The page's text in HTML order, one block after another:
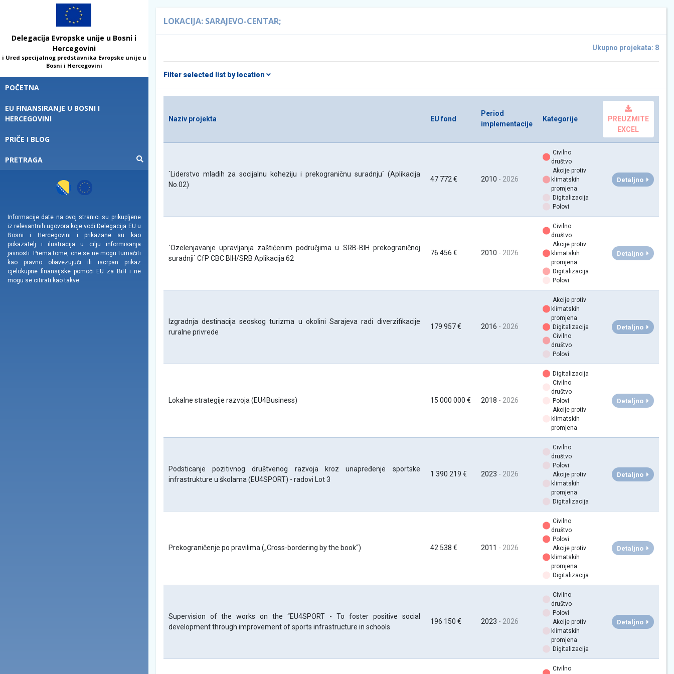
Delegacija Evropske unije u Bosni i
Hercegovini
i Ured specijalnog predstavnika Evropske unije u
Bosni i Hercegovini
POČETNA
EU FINANSIRANJE U BOSNI I
HERCEGOVINI
PRIČE I BLOG
PRETRAGA
Informacije date na ovoj stranici su prikupljene
iz relevantnih ugovora koje vodi Delegacija EU u
Bosni i Hercegovini i prikazane su kao
pokazatelj i ilustracija u cilju informisanja
javnosti. Prema tome, one se ne mogu tumačiti
kao pravno obavezujući ili iscrpan prikaz
cjelokupne finansijske pomoći EU za BiH i ne
mogu se citirati kao takve.
LOKACIJA: SARAJEVO-CENTAR;
Ukupno projekata: 8
Filter selected list by location
Naziv projekta EU fond
Period
implementacije
Kategorije
PREUZMITE
EXCEL
`Liderstvo mladih za socijalnu koheziju i prekograničnu suradnju` (Aplikacija
No.02)
47 772 € 2010 - 2026
Civilno
društvo
Akcije protiv
klimatskih
promjena
Digitalizacija
Polovi
Detaljno
`Ozelenjavanje upravljanja zaštićenim područjima u SRB-BIH prekograničnoj
suradnji` CfP CBC BIH/SRB Aplikacija 62
76 456 € 2010 - 2026
Civilno
društvo
Akcije protiv
klimatskih
promjena
Digitalizacija
Polovi
Detaljno
Izgradnja destinacija seoskog turizma u okolini Sarajeva radi diverzifikacije
ruralne privrede
179 957 € 2016 - 2026
Akcije protiv
klimatskih
promjena
Digitalizacija
Civilno
društvo
Polovi
Detaljno
Lokalne strategije razvoja (EU4Business) 15 000 000 € 2018 - 2026
Digitalizacija
Civilno
društvo
Polovi
Akcije protiv
klimatskih
promjena
Detaljno
Podsticanje pozitivnog društvenog razvoja kroz unapređenje sportske
infrastrukture u školama (EU4SPORT) - radovi Lot 3
1 390 219 € 2023 - 2026
Civilno
društvo
Polovi
Akcije protiv
klimatskih
promjena
Digitalizacija
Detaljno
Prekograničenje po pravilima („Cross-bordering by the book“) 42 538 € 2011 - 2026
Civilno
društvo
Polovi
Akcije protiv
klimatskih
promjena
Digitalizacija
Detaljno
Supervision of the works on the “EU4SPORT - To foster positive social
development through improvement of sports infrastructure in schools
196 150 € 2023 - 2026
Civilno
društvo
Polovi
Akcije protiv
klimatskih
promjena
Digitalizacija
Detaljno
Civilno